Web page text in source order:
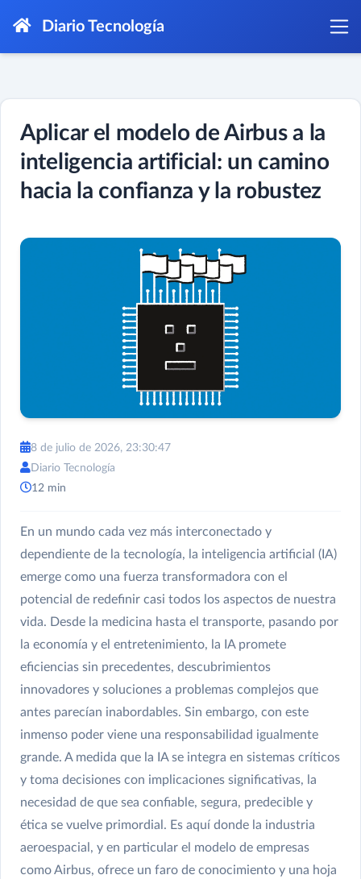
Diario Tecnología
Aplicar el modelo de Airbus a la
inteligencia artificial: un camino
hacia la confianza y la robustez
8 de julio de 2026, 23:30:47
Diario Tecnología
12 min
En un mundo cada vez más interconectado y
dependiente de la tecnología, la inteligencia artificial (IA)
emerge como una fuerza transformadora con el
potencial de redefinir casi todos los aspectos de nuestra
vida. Desde la medicina hasta el transporte, pasando por
la economía y el entretenimiento, la IA promete
eficiencias sin precedentes, descubrimientos
innovadores y soluciones a problemas complejos que
antes parecían inabordables. Sin embargo, con este
inmenso poder viene una responsabilidad igualmente
grande. A medida que la IA se integra en sistemas críticos
y toma decisiones con implicaciones significativas, la
necesidad de que sea confiable, segura, predecible y
ética se vuelve primordial. Es aquí donde la industria
aeroespacial, y en particular el modelo de empresas
como Airbus, ofrece un faro de conocimiento y una hoja